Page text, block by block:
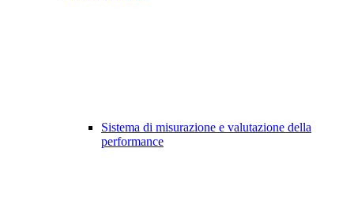
Sistema di misurazione e valutazione della
performance